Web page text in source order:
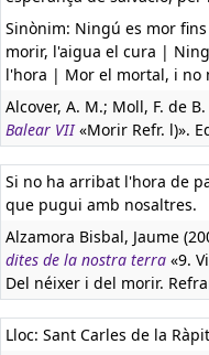
Sinònim: Ningú es mor
morir, l'aigua el cura |
l'hora | Mor el mortal, i no
Alcover, A. M.; Moll, F. de B.
Balear VII«Morir Refr. l)».
Si no ha arribat l'hora de
que pugui amb nosaltres.
Alzamora Bisbal, Jaume
dites de la nostra terra «9.
Del néixer i del morir.
Lloc: Sant Carles de la